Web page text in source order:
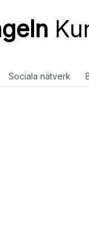
Sociala nätverk